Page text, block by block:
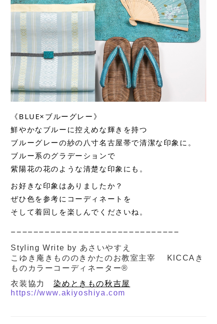
《BLUE×ブルーグレー》
鮮やかなブルーに控えめな輝きを持つ
ブルーグレーの紗の八寸名古屋帯で清潔な印象に。
ブルー系のグラデーションで
紫陽花の花のような清楚な印象にも。
お好きな印象はありましたか？
ぜひ色を参考にコーディネートを
そして着回しを楽しんでくださいね。
ーーーーーーーーーーーーーーーーーーーーーーーーーーーーーー
Styling Write by あさいやすえ
こゆき庵きもののきかたのお教室主宰　 KICCAき
ものカラーコーディネーター®
衣装協力 染めときもの秋吉屋
https://www.akiyoshiya.com